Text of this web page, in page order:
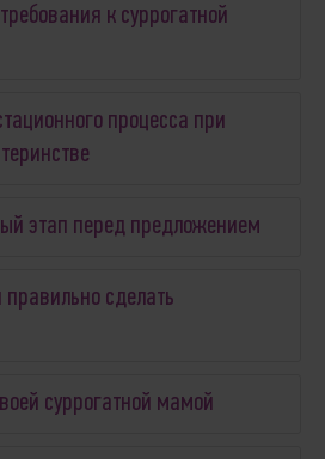
к суррогатной
процесса при
этап перед предложением
правильно сделать
суррогатной мамой